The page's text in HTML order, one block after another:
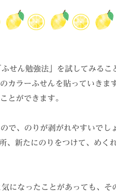
せん勉強法」を試してみるこ
カラーふせんを貼っていきます
とができます。
で、のりが剥がれやすいでし
、新たにのりをつけて、めく
になったことがあっても、そ